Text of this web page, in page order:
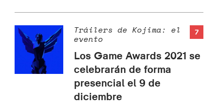
7
Tráilers de Kojima: el
evento
Los Game Awards 2021 se
celebrarán de forma
presencial el 9 de
diciembre